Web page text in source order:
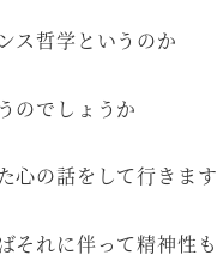
ス哲学というのか
のでしょうか
心の話をして行きます
それに伴って精神性も